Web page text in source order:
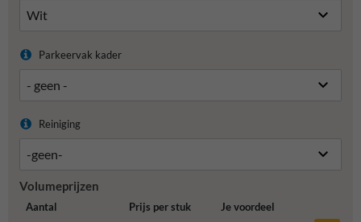
Parkeervak kader
Reiniging
Volumeprijzen
Aantal Prijs per stuk
Je voordeel